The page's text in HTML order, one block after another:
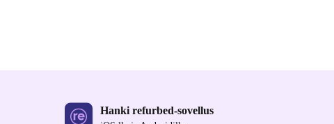
Hanki refurbed-sovellus